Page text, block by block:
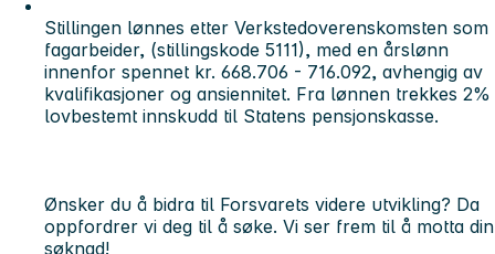
Stillingen lønnes etter Verkstedoverenskomsten som
fagarbeider, (stillingskode 5111), med en årslønn
innenfor spennet kr. 668.706 - 716.092, avhengig av
kvalifikasjoner og ansiennitet. Fra lønnen trekkes 2%
lovbestemt innskudd til Statens pensjonskasse.
Ønsker du å bidra til Forsvarets videre utvikling? Da
oppfordrer vi deg til å søke. Vi ser frem til å motta din
søknad!